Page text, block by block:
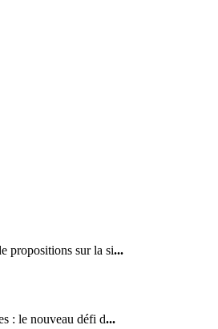
propositions sur la si...
: le nouveau défi d...